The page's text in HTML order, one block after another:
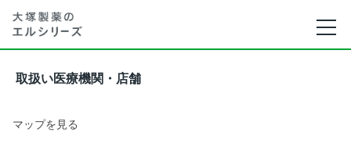
取扱い医療機関・店舗
マップを見る